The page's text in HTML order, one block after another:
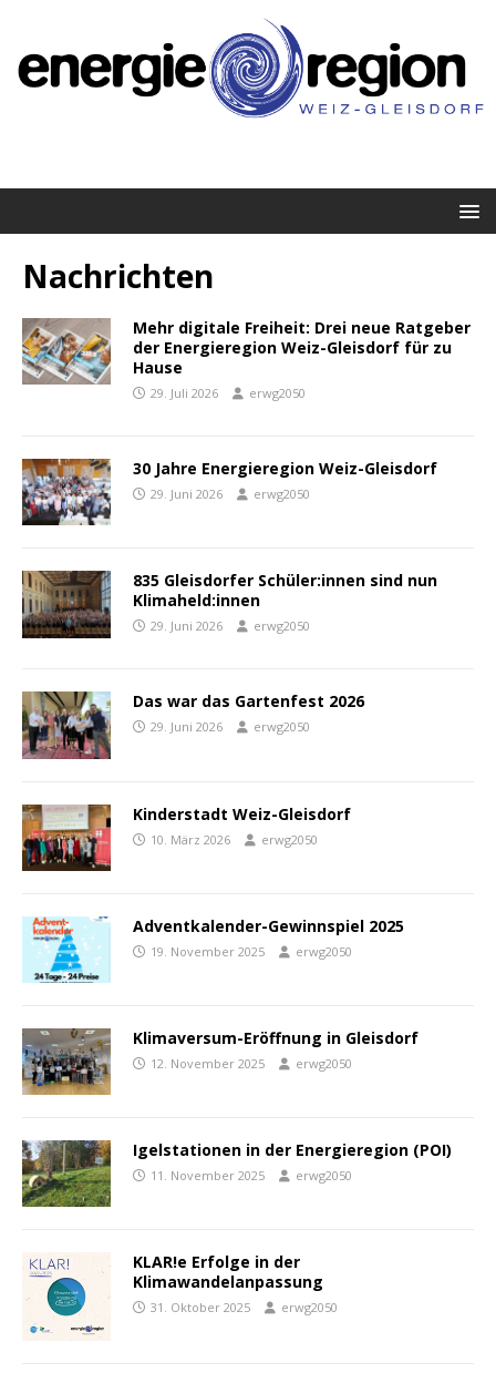
Nachrichten
Mehr digitale Freiheit: Drei neue Ratgeber
der Energieregion Weiz-Gleisdorf für zu
Hause
29. Juli 2026 erwg2050
30 Jahre Energieregion Weiz-Gleisdorf
29. Juni 2026 erwg2050
835 Gleisdorfer Schüler:innen sind nun
Klimaheld:innen
29. Juni 2026 erwg2050
Das war das Gartenfest 2026
29. Juni 2026 erwg2050
Kinderstadt Weiz-Gleisdorf
10. März 2026 erwg2050
Adventkalender-Gewinnspiel 2025
19. November 2025 erwg2050
Klimaversum-Eröffnung in Gleisdorf
12. November 2025 erwg2050
Igelstationen in der Energieregion (POI)
11. November 2025 erwg2050
KLAR!e Erfolge in der
Klimawandelanpassung
31. Oktober 2025 erwg2050